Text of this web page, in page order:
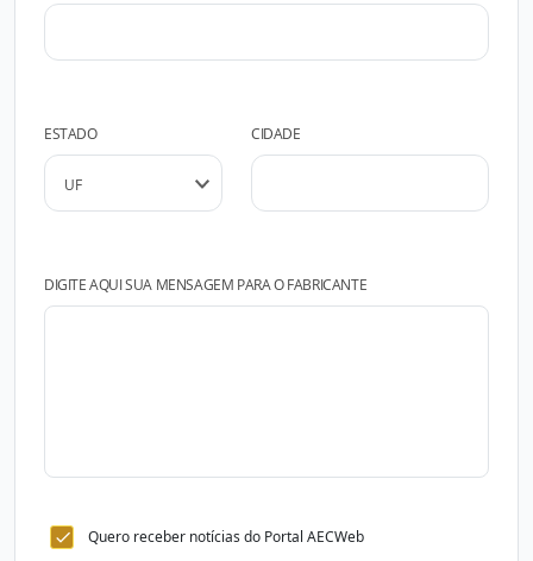
ESTADO CIDADE
DIGITE AQUI SUA MENSAGEM PARA O FABRICANTE
Quero receber notícias do Portal AECWeb